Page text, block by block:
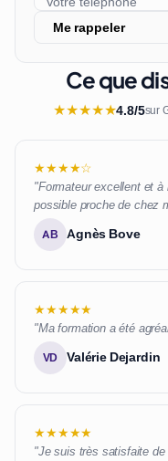
Me rappeler
Ce que
★★★★★4.8/5sur
★★★★☆
"Formateur excellent et
possible proche de chez
AB Agnès Bove
★★★★★
"Ma formation a été
VD Valérie Dejardin
★★★★★
"Je suis très satisfaite